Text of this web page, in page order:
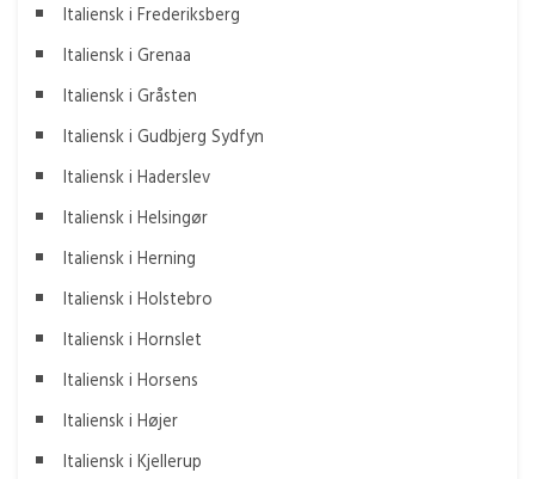
Italiensk i Frederiksberg
Italiensk i Grenaa
Italiensk i Gråsten
Italiensk i Gudbjerg Sydfyn
Italiensk i Haderslev
Italiensk i Helsingør
Italiensk i Herning
Italiensk i Holstebro
Italiensk i Hornslet
Italiensk i Horsens
Italiensk i Højer
Italiensk i Kjellerup